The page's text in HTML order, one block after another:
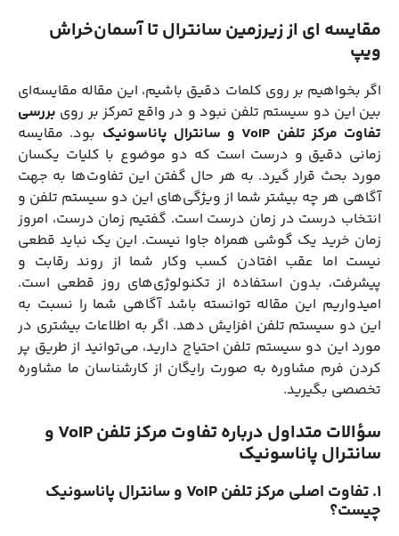
مقایسه‌ ای از زیرزمین سانترال تا آسمان‌خراش
ویپ
اگر بخواهیم بر روی کلمات دقیق باشیم، این مقاله مقایسه‌ای
بین این دو سیستم تلفن نبود و در واقع تمرکز بر روی بررسی
تفاوت مرکز تلفن VoIPو سانترال پاناسونیک بود. مقایسه
زمانی دقیق و درست است که دو موضوع با کلیات یکسان
مورد بحث قرار گیرد. به هر حال گفتن این تفاوت‌ها به جهت
آگاهی هر چه بیشتر شما از ویژگی‌های این دو سیستم تلفن و
انتخاب درست در زمان درست است. گفتیم زمان درست، امروز
زمان خرید یک گوشی همراه جاوا نیست. این یک نباید قطعی
نیست اما عقب افتادن کسب‌ و‌کار شما از روند رقابت و
پیشرفت، بدون استفاده از تکنولوژی‌های روز قطعی است.
امیدواریم این مقاله توانسته باشد آگاهی شما را نسبت به
این دو سیستم تلفن افزایش دهد. اگر به اطلاعات بیشتری در
مورد این دو سیستم تلفن احتیاج دارید، می‌توانید از طریق پر
کردن فرم مشاوره به صورت رایگان از کارشناسان ما مشاوره
تخصصی بگیرید.
سؤالات متداول درباره تفاوت مرکز تلفن VoIP و
سانترال پاناسونیک
1. تفاوت اصلی مرکز تلفن VoIP و سانترال پاناسونیک
چیست؟